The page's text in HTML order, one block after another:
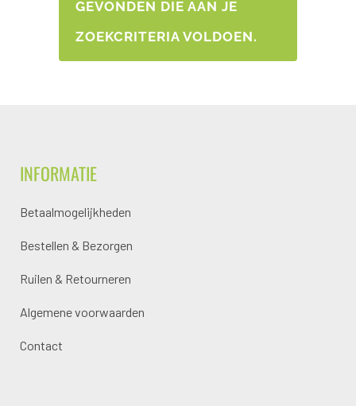
GEVONDEN DIE AAN JE
ZOEKCRITERIA VOLDOEN.
INFORMATIE
Betaalmogelijkheden
Bestellen & Bezorgen
Ruilen & Retourneren
Algemene voorwaarden
Contact